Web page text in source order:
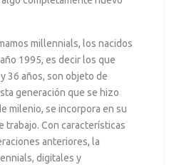
millennials, los nacidos
1995, es decir los que
36 años, son objeto de
generación que se hizo
milenio, se incorpora en su
trabajo. Con características
anteriores, la
digitales y